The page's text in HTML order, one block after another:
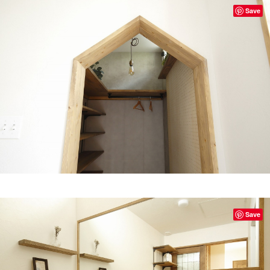
Save
Save